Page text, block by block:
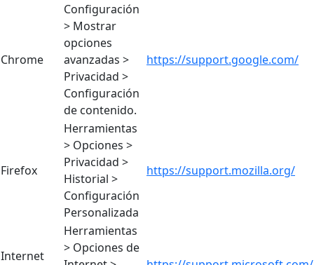
Chrome
Configuración
> Mostrar
opciones
avanzadas >
Privacidad >
Configuración
de contenido.
https://support.google.com/
Firefox
Herramientas
> Opciones >
Privacidad >
Historial >
Configuración
Personalizada
https://support.mozilla.org/
Internet
Herramientas
> Opciones de